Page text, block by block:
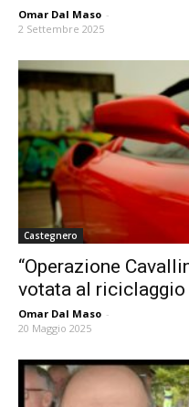
Omar Dal Maso -
2 Settembre 2025
Castegnero
“Operazione
votata al
Omar Dal Maso -
20 Maggio 2025